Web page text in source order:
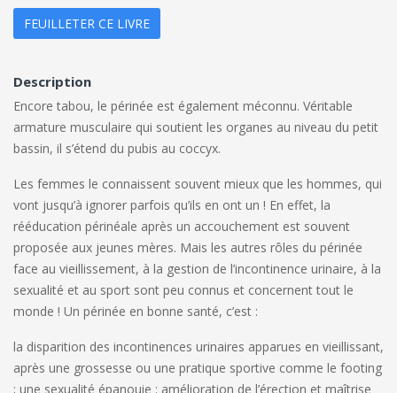
FEUILLETER CE LIVRE
Description
Encore tabou, le périnée est également méconnu. Véritable
armature musculaire qui soutient les organes au niveau du petit
bassin, il s’étend du pubis au coccyx.
Les femmes le connaissent souvent mieux que les hommes, qui
vont jusqu’à ignorer parfois qu’ils en ont un ! En effet, la
rééducation périnéale après un accouchement est souvent
proposée aux jeunes mères. Mais les autres rôles du périnée
face au vieillissement, à la gestion de l’incontinence urinaire, à la
sexualité et au sport sont peu connus et concernent tout le
monde ! Un périnée en bonne santé, c’est :
la disparition des incontinences urinaires apparues en vieillissant,
après une grossesse ou une pratique sportive comme le footing
; une sexualité épanouie : amélioration de l’érection et maîtrise